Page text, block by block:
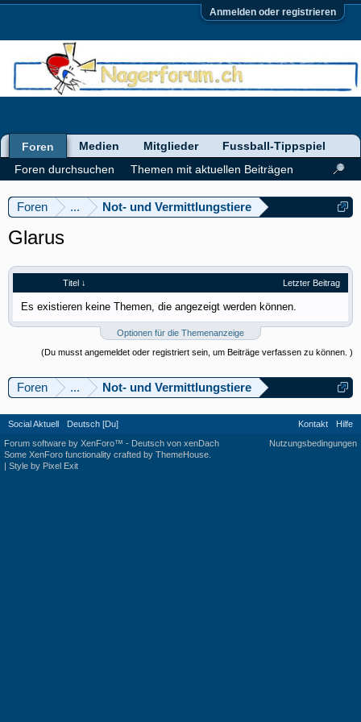
Anmelden oder registrieren
Foren ... Not- und Vermittlungstiere
Glarus
Titel ↓ Letzter Beitrag
Es existieren keine Themen, die angezeigt werden können.
Optionen für die Themenanzeige
(Du musst angemeldet oder registriert sein, um Beiträge verfassen zu können. )
Foren ... Not- und Vermittlungstiere
Foren
Foren durchsuchen
Themen mit aktuellen Beiträgen
Medien Mitglieder Fussball-Tippspiel
Social Aktuell Deutsch [Du] Kontakt
Hilfe
Nutzungsbedingungen
Forum software by XenForo™ - Deutsch von xenDach
Some XenForo functionality crafted by ThemeHouse
| Style by Pixel Exit